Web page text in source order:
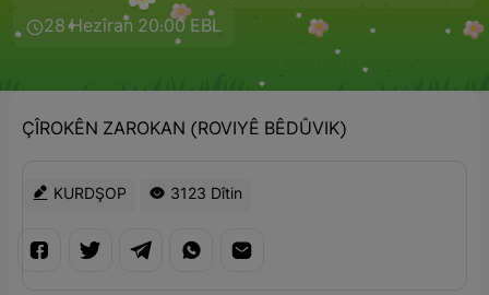
28 Hezîran 20:00 EBL
ÇÎROKÊN ZAROKAN (ROVIYÊ BÊDÛVIK)
KURDŞOP 3123 Dîtin